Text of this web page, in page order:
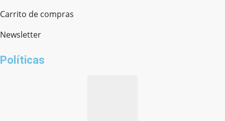
Carrito de compras
Newsletter
Políticas